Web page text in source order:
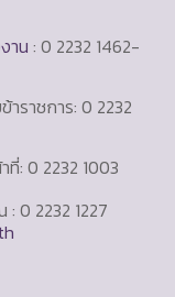
าน : 0 2232 1462-
ราชการ: 0 2232
ที่: 0 2232 1003
0 2232 1227